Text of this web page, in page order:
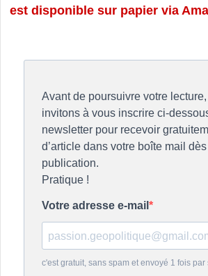
est disponible sur papier via